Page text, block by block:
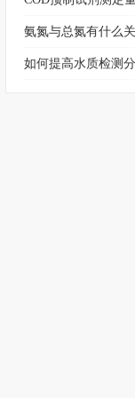
氨氮与总氮有什么
如何提高水质检测